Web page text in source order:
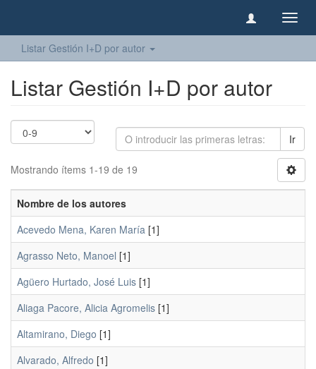
Listar Gestión I+D por autor
Listar Gestión I+D por autor
Ir
Mostrando ítems 1-19 de 19
Nombre de los autores
Acevedo Mena, Karen María [1]
Agrasso Neto, Manoel [1]
Agüero Hurtado, José Luis [1]
Aliaga Pacore, Alicia Agromelis [1]
Altamirano, Diego [1]
Alvarado, Alfredo [1]